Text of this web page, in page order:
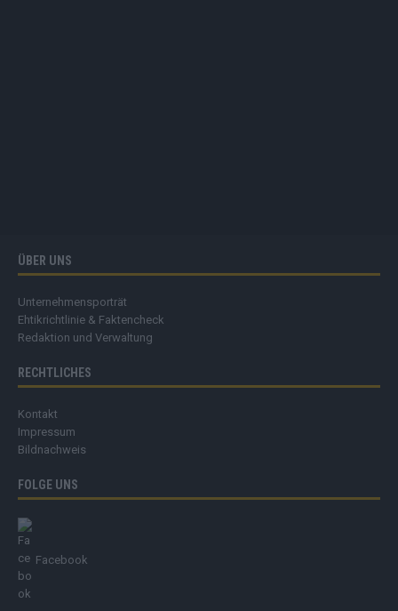
ÜBER UNS
Unternehmensporträt
Ehtikrichtlinie & Faktencheck
Redaktion und Verwaltung
RECHTLICHES
Kontakt
Impressum
Bildnachweis
FOLGE UNS
Facebook